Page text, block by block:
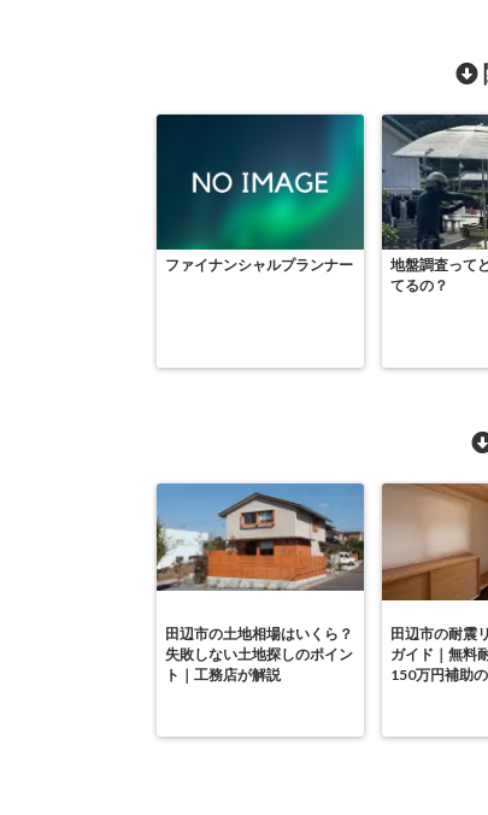
ファイナンシャルプランナー
地盤調査って
てるの？
田辺市の土地相場はいくら？
失敗しない土地探しのポイン
ト｜工務店が解説
田辺市の耐震
ガイド｜無料
150万円補助